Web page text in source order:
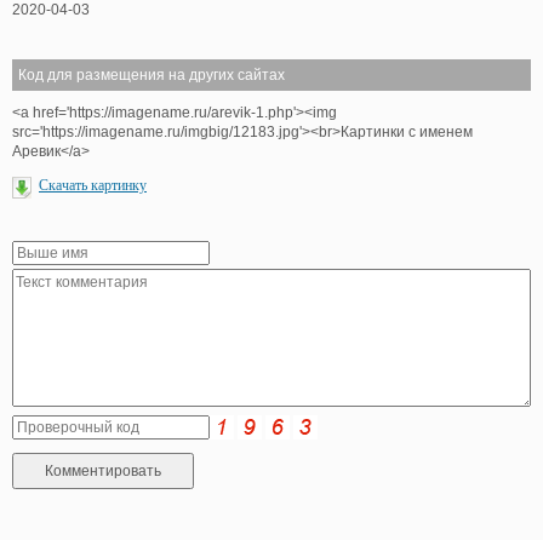
2020-04-03
Код для размещения на других сайтах
<a href='https://imagename.ru/arevik-1.php'><img
src='https://imagename.ru/imgbig/12183.jpg'><br>Картинки с именем
Аревик</a>
Скачать картинку